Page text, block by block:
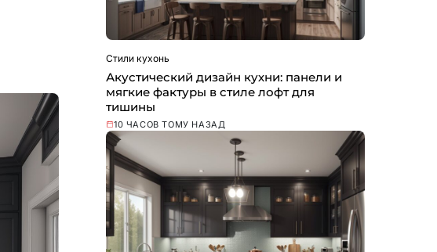
Стили кухонь
Акустический дизайн кухни: панели и
мягкие фактуры в стиле лофт для
тишины
10 ЧАСОВ ТОМУ НАЗАД